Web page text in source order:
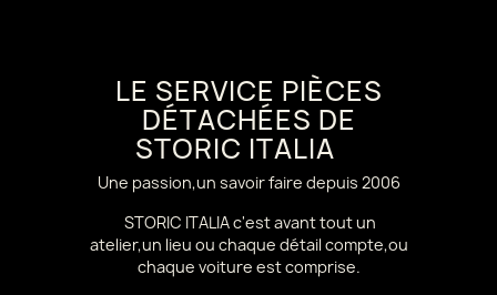
LE SERVICE PIÈCES
DÉTACHÉES DE
STORIC ITALIA
Une passion,un savoir faire depuis 2006
STORIC ITALIA c'est avant tout un
atelier,un lieu ou chaque détail compte,ou
chaque voiture est comprise.